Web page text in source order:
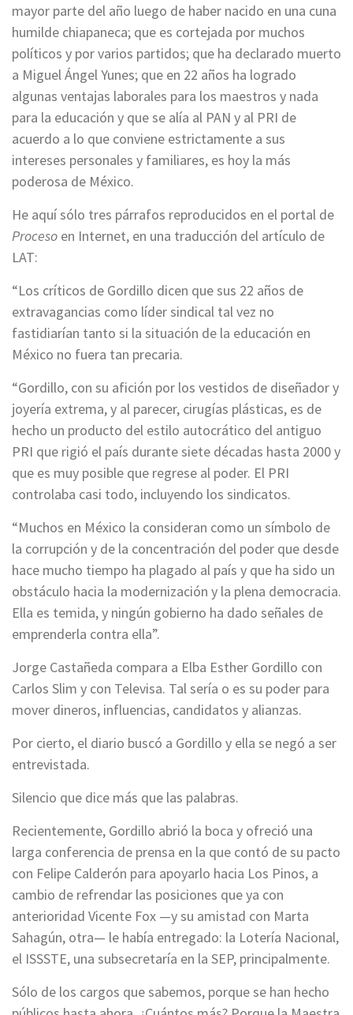
mayor parte del año luego de haber nacido en una cuna
humilde chiapaneca; que es cortejada por muchos
políticos y por varios partidos; que ha declarado muerto
a Miguel Ángel Yunes; que en 22 años ha logrado
algunas ventajas laborales para los maestros y nada
para la educación y que se alía al PAN y al PRI de
acuerdo a lo que conviene estrictamente a sus
intereses personales y familiares, es hoy la más
poderosa de México.
He aquí sólo tres párrafos reproducidos en el portal de
Proceso en Internet, en una traducción del artículo de
LAT:
“Los críticos de Gordillo dicen que sus 22 años de
extravagancias como líder sindical tal vez no
fastidiarían tanto si la situación de la educación en
México no fuera tan precaria.
“Gordillo, con su afición por los vestidos de diseñador y
joyería extrema, y al parecer, cirugías plásticas, es de
hecho un producto del estilo autocrático del antiguo
PRI que rigió el país durante siete décadas hasta 2000 y
que es muy posible que regrese al poder. El PRI
controlaba casi todo, incluyendo los sindicatos.
“Muchos en México la consideran como un símbolo de
la corrupción y de la concentración del poder que desde
hace mucho tiempo ha plagado al país y que ha sido un
obstáculo hacia la modernización y la plena democracia.
Ella es temida, y ningún gobierno ha dado señales de
emprenderla contra ella”.
Jorge Castañeda compara a Elba Esther Gordillo con
Carlos Slim y con Televisa. Tal sería o es su poder para
mover dineros, influencias, candidatos y alianzas.
Por cierto, el diario buscó a Gordillo y ella se negó a ser
entrevistada.
Silencio que dice más que las palabras.
Recientemente, Gordillo abrió la boca y ofreció una
larga conferencia de prensa en la que contó de su pacto
con Felipe Calderón para apoyarlo hacia Los Pinos, a
cambio de refrendar las posiciones que ya con
anterioridad Vicente Fox —y su amistad con Marta
Sahagún, otra— le había entregado: la Lotería Nacional,
el ISSSTE, una subsecretaría en la SEP, principalmente.
Sólo de los cargos que sabemos, porque se han hecho